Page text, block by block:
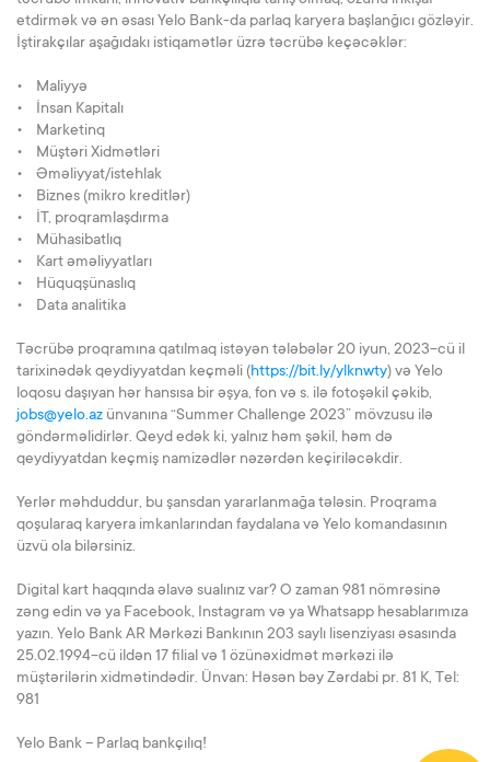
etdirmək və ən əsası Yelo Bank-da parlaq karyera başlanğıcı gözləyir.
İştirakçılar aşağıdakı istiqamətlər üzrə təcrübə keçəcəklər:
• Maliyyə
• İnsan Kapitalı
• Marketinq
• Müştəri Xidmətləri
• Əməliyyat/istehlak
• Biznes (mikro kreditlər)
• İT, proqramlaşdırma
• Mühasibatlıq
• Kart əməliyyatları
• Hüquqşünaslıq
• Data analitika
Təcrübə proqramına qatılmaq istəyən tələbələr 20 iyun, 2023-cü il
tarixinədək qeydiyyatdan keçməli (https://bit.ly/ylknwty) və Yelo
loqosu daşıyan hər hansısa bir əşya, fon və s. ilə fotoşəkil çəkib,
jobs@yelo.az ünvanına “Summer Challenge 2023” mövzusu ilə
göndərməlidirlər. Qeyd edək ki, yalnız həm şəkil, həm də
qeydiyyatdan keçmiş namizədlər nəzərdən keçiriləcəkdir.
Yerlər məhduddur, bu şansdan yararlanmağa tələsin. Proqrama
qoşularaq karyera imkanlarından faydalana və Yelo komandasının
üzvü ola bilərsiniz.
Digital kart haqqında əlavə sualınız var? O zaman 981 nömrəsinə
zəng edin və ya Facebook, Instagram və ya Whatsapp hesablarımıza
yazın. Yelo Bank AR Mərkəzi Bankının 203 saylı lisenziyası əsasında
25.02.1994-cü ildən 17 filial və 1 özünəxidmət mərkəzi ilə
müştərilərin xidmətindədir. Ünvan: Həsən bəy Zərdabi pr. 81 K, Tel:
981
Yelo Bank – Parlaq bankçılıq!